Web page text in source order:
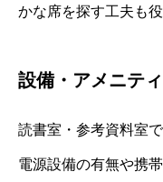
かな席を探す工夫も役
設備・アメニテ
読書室・参考資料室
電源設備の有無や携